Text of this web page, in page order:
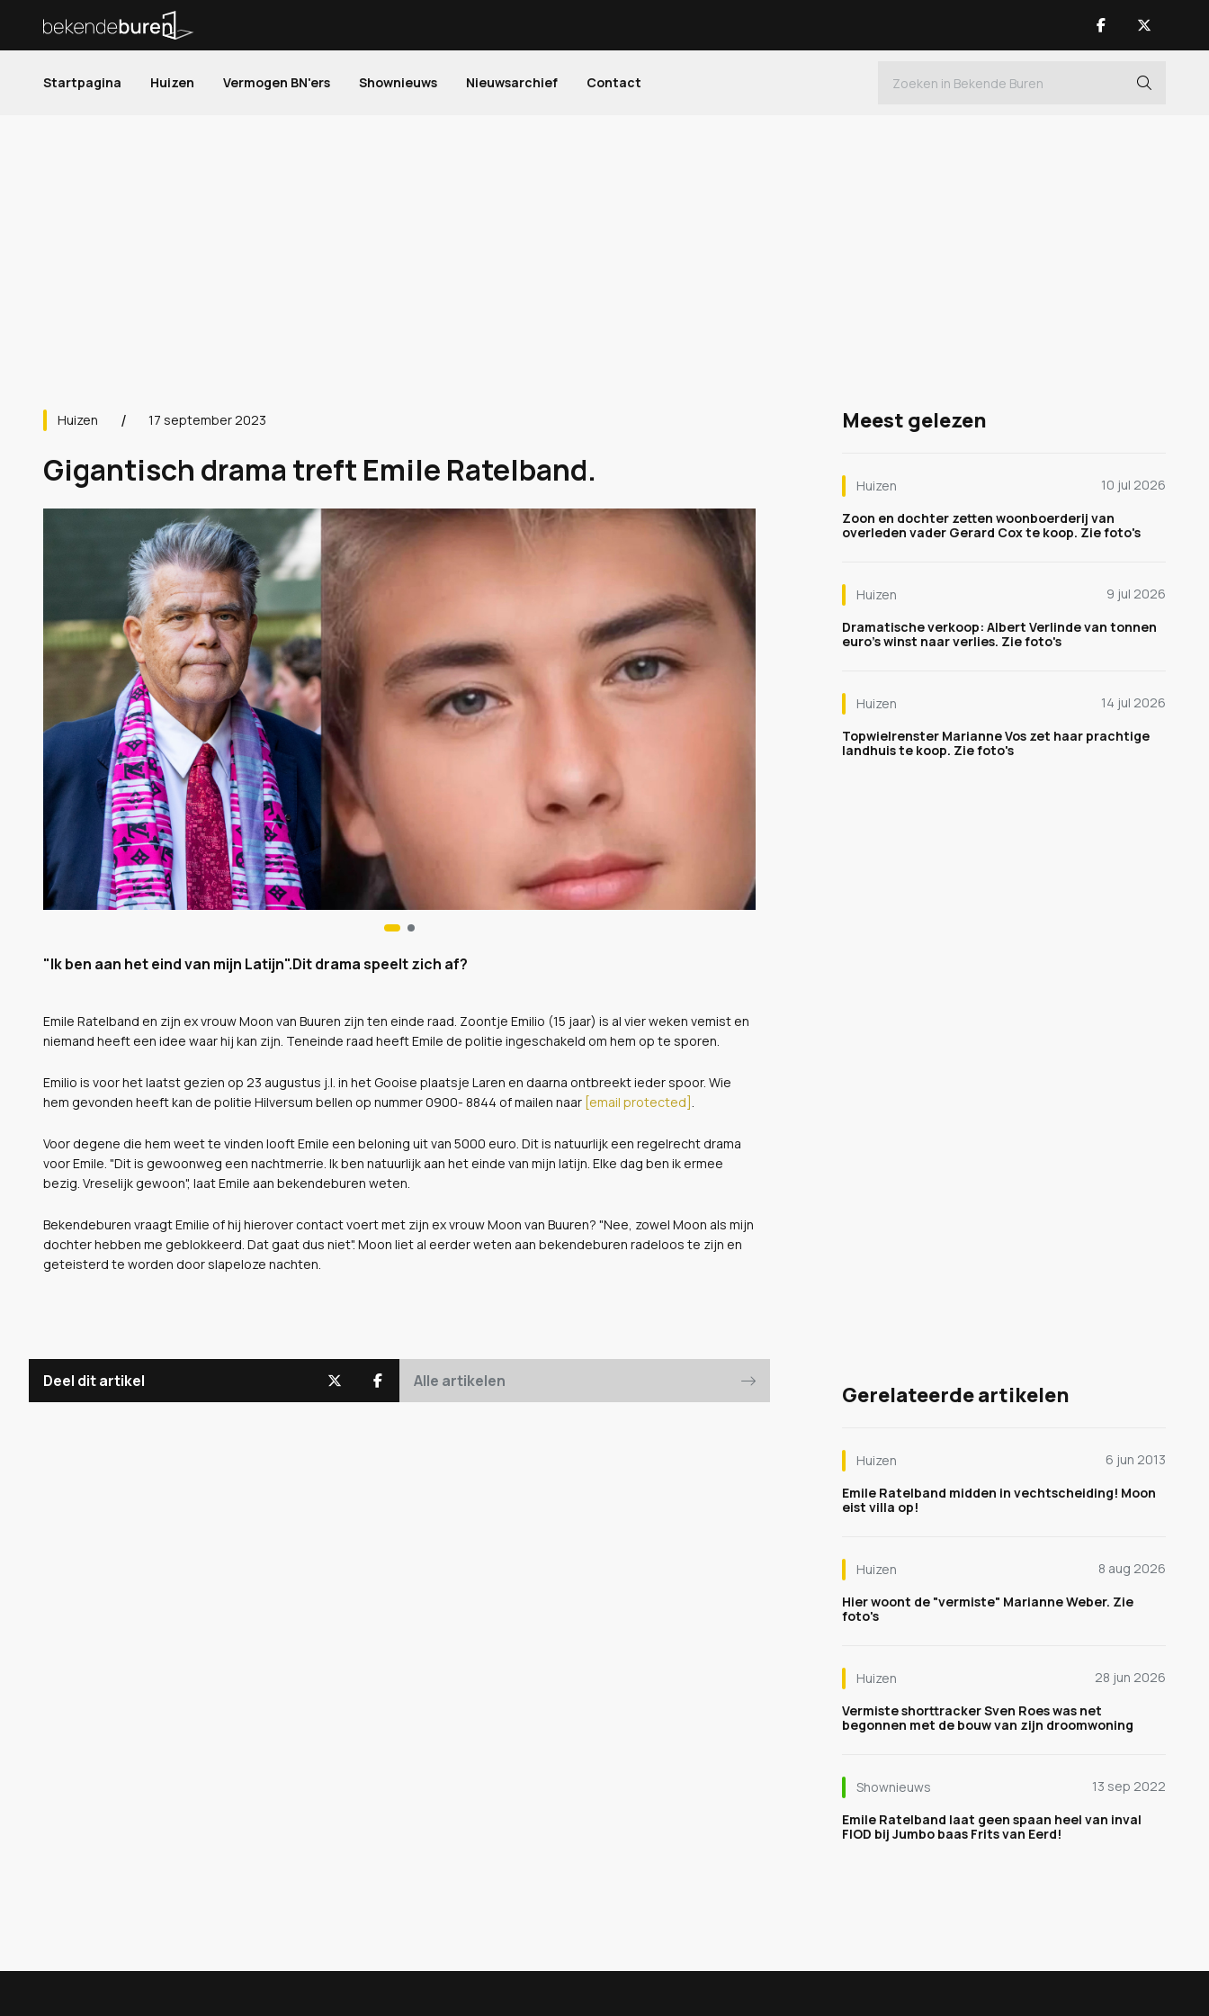
Startpagina Huizen Vermogen BN'ers Shownieuws Nieuwsarchief Contact
Huizen 17 september 2023
Gigantisch drama treft Emile Ratelband.
"Ik ben aan het eind van mijn Latijn".Dit drama speelt zich af?
Emile Ratelband en zijn ex vrouw Moon van Buuren zijn ten einde raad. Zoontje Emilio (15 jaar) is al vier weken vemist en
niemand heeft een idee waar hij kan zijn. Teneinde raad heeft Emile de politie ingeschakeld om hem op te sporen.
Emilio is voor het laatst gezien op 23 augustus j.l. in het Gooise plaatsje Laren en daarna ontbreekt ieder spoor. Wie
hem gevonden heeft kan de politie Hilversum bellen op nummer 0900- 8844 of mailen naar [email protected]
Voor degene die hem weet te vinden looft Emile een beloning uit van 5000 euro. Dit is natuurlijk een regelrecht drama
voor Emile. "Dit is gewoonweg een nachtmerrie. Ik ben natuurlijk aan het einde van mijn latijn. Elke dag ben ik ermee
bezig. Vreselijk gewoon", laat Emile aan bekendeburen weten.
Bekendeburen vraagt Emilie of hij hierover contact voert met zijn ex vrouw Moon van Buuren? "Nee, zowel Moon als mijn
dochter hebben me geblokkeerd. Dat gaat dus niet". Moon liet al eerder weten aan bekendeburen radeloos te zijn en
geteisterd te worden door slapeloze nachten.
Deel dit artikel Alle artikelen
Meest gelezen
Huizen
10 jul 2026
Zoon en dochter zetten woonboerderij van
overleden vader Gerard Cox te koop. Zie foto's
Huizen
9 jul 2026
Dramatische verkoop: Albert Verlinde van tonnen
euro's winst naar verlies. Zie foto's
Huizen
14 jul 2026
Topwielrenster Marianne Vos zet haar prachtige
landhuis te koop. Zie foto's
Gerelateerde artikelen
Huizen
6 jun 2013
Emile Ratelband midden in vechtscheiding! Moon
eist villa op!
Huizen
8 aug 2026
Hier woont de "vermiste" Marianne Weber. Zie
foto's
Huizen
28 jun 2026
Vermiste shorttracker Sven Roes was net
begonnen met de bouw van zijn droomwoning
Shownieuws
13 sep 2022
Emile Ratelband laat geen spaan heel van inval
FIOD bij Jumbo baas Frits van Eerd!